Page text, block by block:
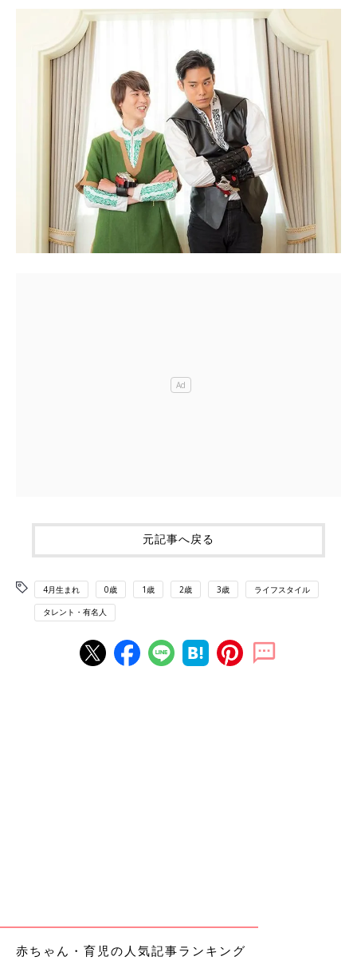
元記事へ戻る
4月生まれ 0歳 1歳 2歳 3歳 ライフスタイル
タレント・有名人
赤ちゃん・育児の人気記事ランキング